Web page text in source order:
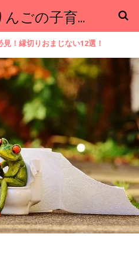
しんママ☆りんごの子育てブログ
！縁切りおまじない12選！